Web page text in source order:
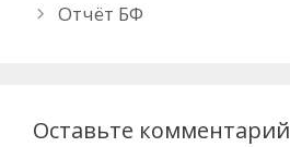
Отчёт БФ
Оставьте комментарий